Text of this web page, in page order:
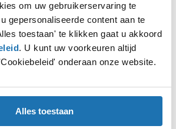
om uw gebruikerservaring te
gepersonaliseerde content aan te
toestaan' te klikken gaat u akkoord
. U kunt uw voorkeuren altijd
onderaan onze website.
Alles toestaan
client-side exception has occurred while
(see the browser console
more information).